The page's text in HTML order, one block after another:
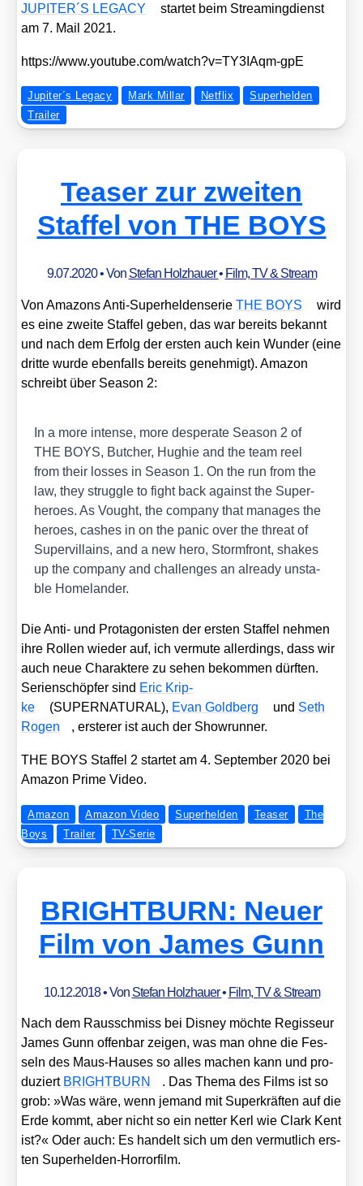
JUPITER´S LEGACY
star­tet beim Strea­ming­dienst
am 7. Mail 2021.
https://​www​.you​tube​.com/​w​a​t​c​h​?​v​=​T​Y​3​I​A​q​m​-​gpE
Jupiter´s Legacy Mark Millar Netflix
Superhelden
Trailer
Teaser zur zweiten
Staffel von THE BOYS
9.07.2020• Von Stefan Holzhauer• Film, TV & Stream
Von Ama­zons Anti-Super­hel­den­se­rieTHE BOYS
wird
es eine zwei­te Staf­fel geben, das war bereits bekannt
und nach dem Erfolg der ers­ten auch kein Wun­der (eine
drit­te wur­de eben­falls bereits geneh­migt). Ama­zon
schreibt über Sea­son 2:
In a more inten­se, more despe­ra­te Sea­son 2 of
THE BOYS, But­cher, Hug­hie and the team reel
from their los­ses in Sea­son 1. On the run from the
law, they strugg­le to fight back against the Super­
he­roes. As Vought, the com­pa­ny that mana­ges the
heroes, cas­hes in on the panic over the thre­at of
Super­vil­lains, and a new hero, Storm­front, shakes
up the com­pa­ny and chal­lenges an alre­a­dy unsta­
ble Home­lan­der.
Die Anti- und Prot­ago­nis­ten der ers­ten Staf­fel neh­men
ihre Rol­len wie­der auf, ich ver­mu­te aller­dings, dass wir
auch neue Cha­rak­te­re zu sehen bekom­men dürf­ten.
Seri­en­schöp­fer sind Eric Krip­
ke
(SUPERNATURAL), Evan Gold­berg und Seth
Rogen
, ers­te­rer ist auch der Show­run­ner.
THE BOYS Staf­fel 2 star­tet am 4. Sep­tem­ber 2020 bei
Ama­zon Prime Video.
Amazon Amazon Video Superhelden Teaser
The
Boys
Trailer TV-Serie
BRIGHTBURN: Neuer
Film von James Gunn
10.12.2018• Von Stefan Holzhauer• Film, TV & Stream
Nach dem Raus­schmiss bei Dis­ney möch­te Regis­seur
James Gunn offen­bar zei­gen, was man ohne die Fes­
seln des Maus-Hau­ses so alles machen kann und pro­
du­ziert BRIGHTBURN
. Das The­ma des Films ist so
grob: »Was wäre, wenn jemand mit Super­kräf­ten auf die
Erde kommt, aber nicht so ein net­ter Kerl wie Clark Kent
ist?« Oder auch: Es han­delt sich um den ver­mut­lich ers­
ten Super­hel­den-Hor­ror­film.